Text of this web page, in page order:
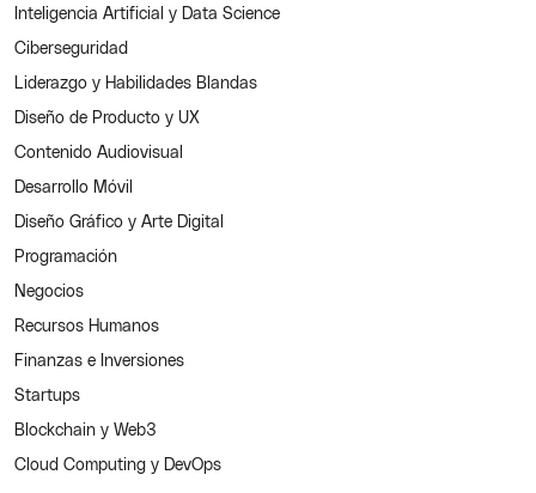
Inteligencia Artificial y Data Science
Ciberseguridad
Liderazgo y Habilidades Blandas
Diseño de Producto y UX
Contenido Audiovisual
Desarrollo Móvil
Diseño Gráfico y Arte Digital
Programación
Negocios
Recursos Humanos
Finanzas e Inversiones
Startups
Blockchain y Web3
Cloud Computing y DevOps